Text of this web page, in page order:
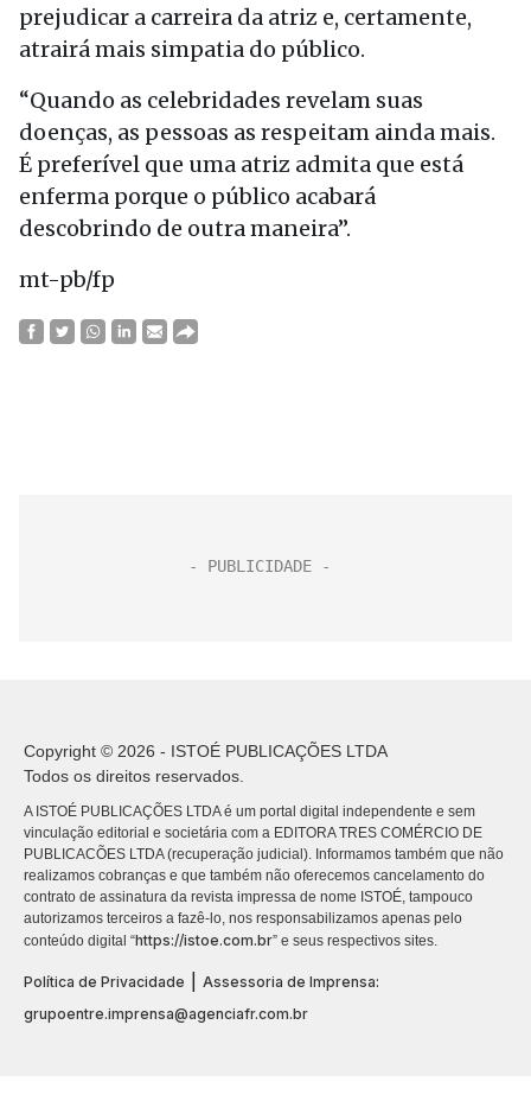
prejudicar a carreira da atriz e, certamente,
atrairá mais simpatia do público.
“Quando as celebridades revelam suas
doenças, as pessoas as respeitam ainda mais.
É preferível que uma atriz admita que está
enferma porque o público acabará
descobrindo de outra maneira”.
mt-pb/fp
Copyright © 2026 - ISTOÉ PUBLICAÇÕES LTDA
Todos os direitos reservados.
A ISTOÉ PUBLICAÇÕES LTDA é um portal digital independente e sem
vinculação editorial e societária com a EDITORA TRES COMÉRCIO DE
PUBLICACÕES LTDA (recuperação judicial). Informamos também que não
realizamos cobranças e que também não oferecemos cancelamento do
contrato de assinatura da revista impressa de nome ISTOÉ, tampouco
autorizamos terceiros a fazê-lo, nos responsabilizamos apenas pelo
conteúdo digital “https://istoe.com.br” e seus respectivos sites.
Política de Privacidade
Assessoria de Imprensa:
grupoentre.imprensa@agenciafr.com.br